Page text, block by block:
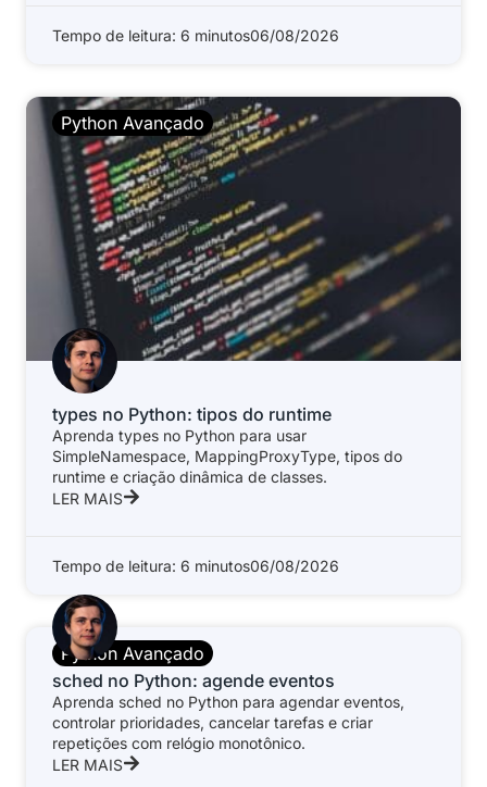
Tempo de leitura: 6 minutos06/08/2026
Python Avançado
types no Python: tipos do runtime
Aprenda types no Python para usar
SimpleNamespace, MappingProxyType, tipos do
runtime e criação dinâmica de classes.
LER MAIS
Tempo de leitura: 6 minutos06/08/2026
Python Avançado
sched no Python: agende eventos
Aprenda sched no Python para agendar eventos,
controlar prioridades, cancelar tarefas e criar
repetições com relógio monotônico.
LER MAIS